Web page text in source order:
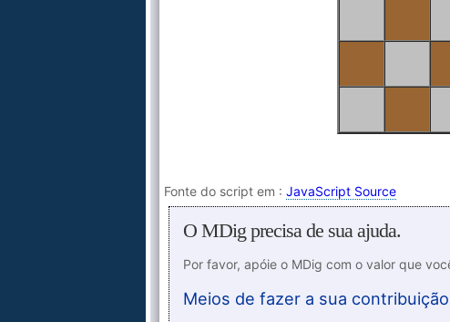
Fonte do script em : JavaScript Source
O MDig precisa de sua ajuda.
Por favor, apóie o MDig com o valor que
Meios de fazer a sua